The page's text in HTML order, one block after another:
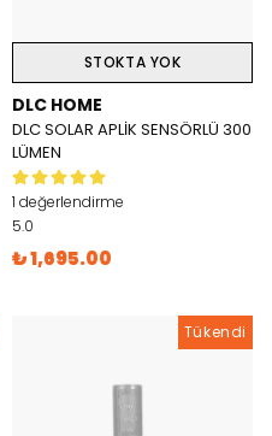
STOKTA YOK
DLC HOME
DLC SOLAR APLİK SENSÖRLÜ 300
LÜMEN
1 değerlendirme
5.0
₺ 1,695.00
Tükendi